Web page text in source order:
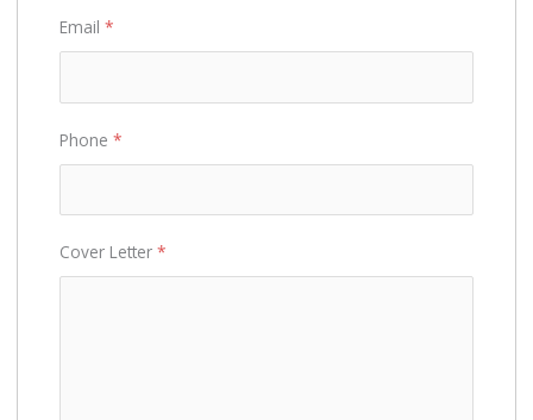
Email *
Phone *
Cover Letter *